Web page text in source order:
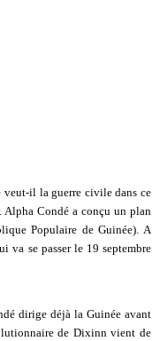
veut-il la guerre civile dans ce
Alpha Condé a conçu un plan
Populaire de Guinée). A
va se passer le 19 septembre
dirige déjà la Guinée avant
de Dixinn vient de